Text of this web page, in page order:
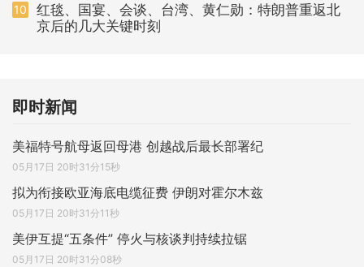
10
红毯、国宴、会谈、台湾、黄仁勋：特朗普重返北
京后的几大关键时刻
即时新闻
美福特号航母返回母港 创越战后最长部署纪
05月17日 20时31分15秒
拟为衔接欧亚海底电缆征费 伊朗对霍尔木兹
05月17日 20时31分11秒
美伊互提“五条件” 停火与核谈判持续拉锯
05月17日 20时31分08秒